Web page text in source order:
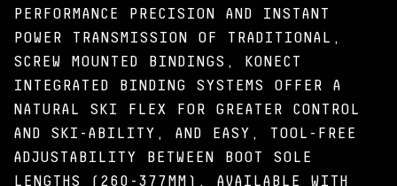
PERFORMANCE PRECISION AND INSTANT
POWER TRANSMISSION OF TRADITIONAL,
SCREW MOUNTED BINDINGS, KONECT
INTEGRATED BINDING SYSTEMS OFFER A
NATURAL SKI FLEX FOR GREATER CONTROL
AND SKI-ABILITY, AND EASY, TOOL-FREE
ADJUSTABILITY BETWEEN BOOT SOLE
LENGTHS (260-377MM). AVAILABLE WITH